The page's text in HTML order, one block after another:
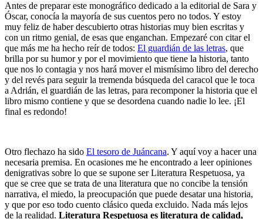
Antes de preparar este monográfico dedicado a la editorial de Sara y
Óscar, conocía la mayoría de sus cuentos pero no todos. Y estoy
muy feliz de haber descubierto otras historias muy bien escritas y
con un ritmo genial, de esas que enganchan. Empezaré con citar el
que más me ha hecho reír de todos: El guardián de las letras, que
brilla por su humor y por el movimiento que tiene la historia, tanto
que nos lo contagia y nos hará mover el mismísimo libro del derecho
y del revés para seguir la tremenda búsqueda del caracol que le toca
a Adrián, el guardián de las letras, para recomponer la historia que el
libro mismo contiene y que se desordena cuando nadie lo lee. ¡El
final es redondo!
Otro flechazo ha sido El tesoro de Juáncana. Y aquí voy a hacer una
necesaria premisa. En ocasiones me he encontrado a leer opiniones
denigrativas sobre lo que se supone ser Literatura Respetuosa, ya
que se cree que se trata de una literatura que no concibe la tensión
narrativa, el miedo, la preocupación que puede desatar una historia,
y que por eso todo cuento clásico queda excluido. Nada más lejos
de la realidad. Literatura Respetuosa es literatura de calidad,